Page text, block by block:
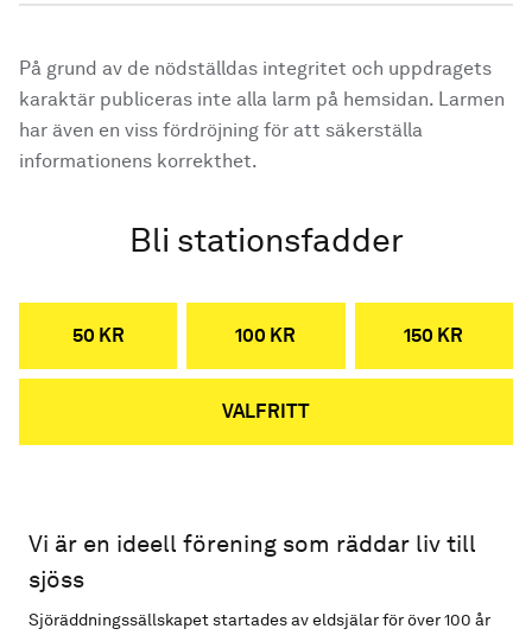
På grund av de nödställdas integritet och uppdragets
karaktär publiceras inte alla larm på hemsidan. Larmen
har även en viss fördröjning för att säkerställa
informationens korrekthet.
Bli stationsfadder
50 KR 100 KR 150 KR
VALFRITT
Vi är en ideell förening som räddar liv till
sjöss
Sjöräddningssällskapet startades av eldsjälar för över 100 år